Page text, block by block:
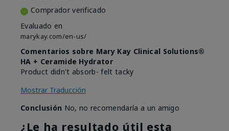
Comprador verificado
Evaluado en
marykay.com/en-us/
Comentarios sobre Mary Kay Clinical Solutions®
HA + Ceramide Hydrator
Product didn't absorb- felt tacky
Mostrar Traducción
Conclusión No, no recomendaría a un amigo
¿Le ha resultado útil esta